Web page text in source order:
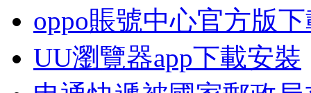
oppo賬號中心官方版
UU瀏覽器app下載安裝